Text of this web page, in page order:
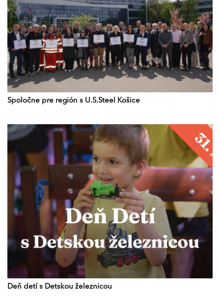
Spoločne pre región s U.S.Steel Košice
Deň detí s Detskou železnicou